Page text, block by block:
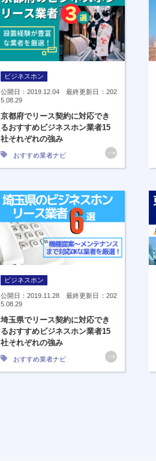
ビジネスホン
公開日：2019.12.04 最終更新日：202
5.08.29
京都府でリース契約に対応でき
るおすすめビジネスホン業者15
社それぞれの強み
おすすめ業者ナビ
ビジネスホン
公開日：2019.11.28 最終更新日：202
5.08.29
埼玉県でリース契約に対応でき
るおすすめビジネスホン業者15
社それぞれの強み
おすすめ業者ナビ